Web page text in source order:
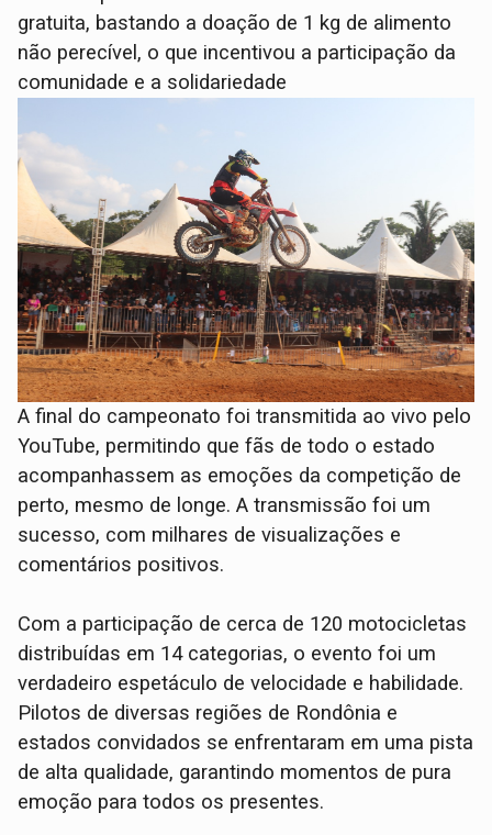
gratuita, bastando a doação de 1 kg de alimento
não perecível, o que incentivou a participação da
comunidade e a solidariedade
A final do campeonato foi transmitida ao vivo pelo
YouTube, permitindo que fãs de todo o estado
acompanhassem as emoções da competição de
perto, mesmo de longe. A transmissão foi um
sucesso, com milhares de visualizações e
comentários positivos.
Com a participação de cerca de 120 motocicletas
distribuídas em 14 categorias, o evento foi um
verdadeiro espetáculo de velocidade e habilidade.
Pilotos de diversas regiões de Rondônia e
estados convidados se enfrentaram em uma pista
de alta qualidade, garantindo momentos de pura
emoção para todos os presentes.